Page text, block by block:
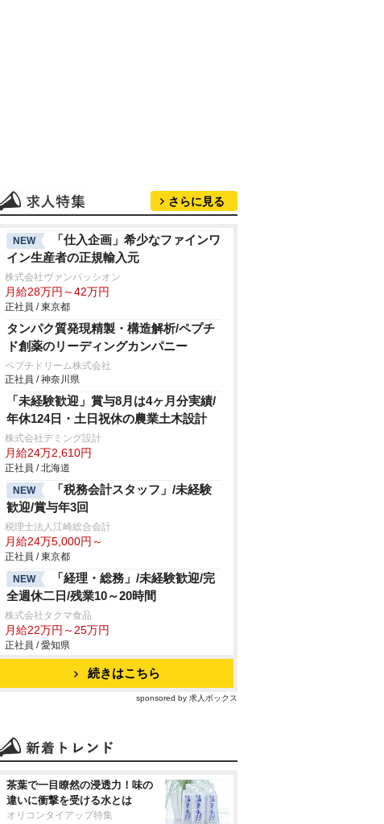
さらに見る
NEW
「仕入企画」希少なファインワ
イン生産者の正規輸入元
株式会社ヴァンパッシオン
月給28万円～42万円
正社員 / 東京都
タンパク質発現精製・構造解析/ペプチ
ド創薬のリーディングカンパニー
ペプチドリーム株式会社
正社員 / 神奈川県
「未経験歓迎」賞与8月は4ヶ月分実績/
年休124日・土日祝休の農業土木設計
株式会社デミング設計
月給24万2,610円
正社員 / 北海道
NEW
「税務会計スタッフ」/未経験
歓迎/賞与年3回
税理士法人江崎総合会計
月給24万5,000円～
正社員 / 東京都
NEW
「経理・総務」/未経験歓迎/完
全週休二日/残業10～20時間
株式会社タクマ食品
月給22万円～25万円
正社員 / 愛知県
続きはこちら
sponsored by 求人ボックス
茶葉で一目瞭然の浸透力！味の
違いに衝撃を受ける水とは
オリコンタイアップ特集